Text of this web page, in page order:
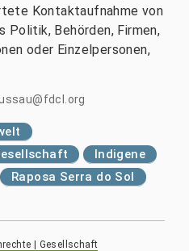
Kontaktaufnahme von
Politik, Behörden, Firmen,
oder Einzelpersonen,
Indigene
Raposa Serra do Sol
| Gesellschaft